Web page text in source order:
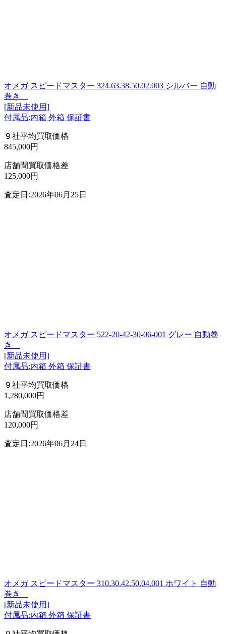
オメガ スピードマスター 324.63.38.50.02.003 シルバー 自動
巻き
[新品未使用]
付属品:内箱 外箱 保証書
９社平均買取価格
845,000円
店舗間買取価格差
125,000円
査定日:2026年06月25日
オメガ スピードマスター 522-20-42-30-06-001 グレー 自動巻
き
[新品未使用]
付属品:内箱 外箱 保証書
９社平均買取価格
1,280,000円
店舗間買取価格差
120,000円
査定日:2026年06月24日
オメガ スピードマスター 310.30.42.50.04.001 ホワイト 自動
巻き
[新品未使用]
付属品:内箱 外箱 保証書